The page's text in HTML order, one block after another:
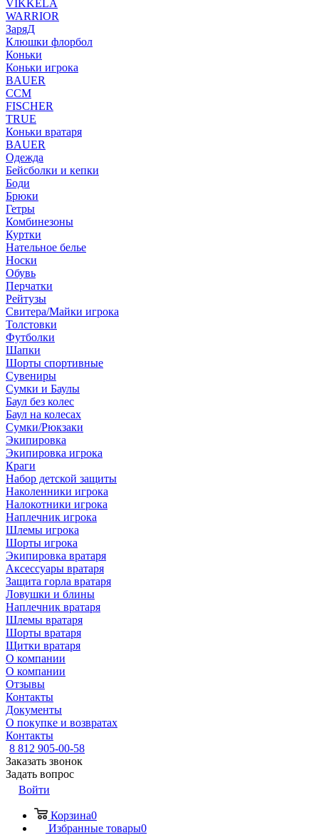
VIKKELA
WARRIOR
ЗаряД
Клюшки флорбол
Коньки
Коньки игрока
BAUER
CCM
FISCHER
TRUE
Коньки вратаря
BAUER
Одежда
Бейсболки и кепки
Боди
Брюки
Гетры
Комбинезоны
Куртки
Нательное белье
Носки
Обувь
Перчатки
Рейтузы
Свитера/Майки игрока
Толстовки
Футболки
Шапки
Шорты спортивные
Сувениры
Сумки и Баулы
Баул без колес
Баул на колесах
Сумки/Рюкзаки
Экипировка
Экипировка игрока
Краги
Набор детской защиты
Наколенники игрока
Налокотники игрока
Наплечник игрока
Шлемы игрока
Шорты игрока
Экипировка вратаря
Аксессуары вратаря
Защита горла вратаря
Ловушки и блины
Наплечник вратаря
Шлемы вратаря
Шорты вратаря
Щитки вратаря
О компании
О компании
Отзывы
Контакты
Документы
О покупке и возвратах
Контакты
8 812 905-00-58
Заказать звонок
Задать вопрос
Войти
Корзина0
Избранные товары0